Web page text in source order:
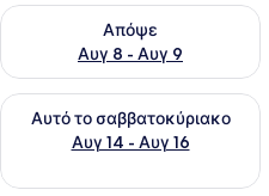
Απόψε
Αυγ 8 - Αυγ 9
Έλεγχος διαθεσιμότητας για
Αυτό το σαββατοκύριακο
Αυγ 14 - Αυγ 16
Έλεγχος διαθεσιμότητας